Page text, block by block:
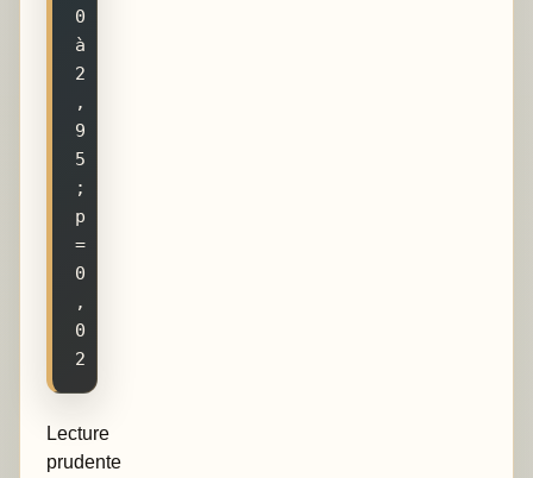
0
à
2
,
9
5
;
p
=
0
,
0
2
Lecture
prudente